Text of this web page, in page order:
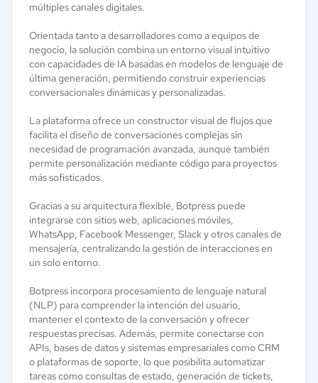
múltiples canales digitales.
Orientada tanto a desarrolladores como a equipos de
negocio, la solución combina un entorno visual intuitivo
con capacidades de IA basadas en modelos de lenguaje de
última generación, permitiendo construir experiencias
conversacionales dinámicas y personalizadas.
La plataforma ofrece un constructor visual de flujos que
facilita el diseño de conversaciones complejas sin
necesidad de programación avanzada, aunque también
permite personalización mediante código para proyectos
más sofisticados.
Gracias a su arquitectura flexible, Botpress puede
integrarse con sitios web, aplicaciones móviles,
WhatsApp, Facebook Messenger, Slack y otros canales de
mensajería, centralizando la gestión de interacciones en
un solo entorno.
Botpress incorpora procesamiento de lenguaje natural
(NLP) para comprender la intención del usuario,
mantener el contexto de la conversación y ofrecer
respuestas precisas. Además, permite conectarse con
APIs, bases de datos y sistemas empresariales como CRM
o plataformas de soporte, lo que posibilita automatizar
tareas como consultas de estado, generación de tickets,